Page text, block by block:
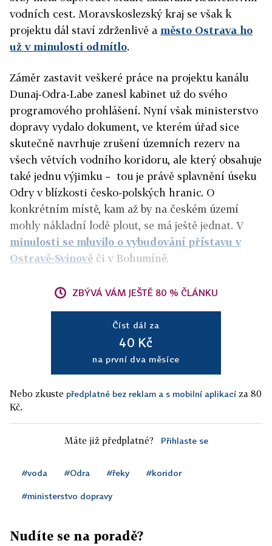
vodních cest. Moravskoslezský kraj se však k
projektu dál staví zdrženlivě a město Ostrava ho
už v minulosti odmítlo.
Záměr zastavit veškeré práce na projektu kanálu
Dunaj-Odra-Labe zanesl kabinet už do svého
programového prohlášení. Nyní však ministerstvo
dopravy vydalo dokument, ve kterém úřad sice
skutečně navrhuje zrušení územních rezerv na
všech větvích vodního koridoru, ale který obsahuje
také jednu výjimku – tou je právě splavnění úseku
Odry v blízkosti česko-polských hranic. O
konkrétním místě, kam až by na českém území
mohly nákladní lodě plout, se má ještě jednat. V
minulosti se mluvilo o vybudování přístavu v
Ostravě-Svinově či v Bohumíně.
ZBÝVÁ VÁM JEŠTĚ 80 % ČLÁNKU
Číst dál za
40 Kč
na první dva měsíce
Nebo zkuste předplatné bez reklam a s mobilní aplikací za 80
Kč.
Máte již předplatné? Přihlaste se
#voda #Odra #řeky #koridor
#ministerstvo dopravy
Nudíte se na poradě?